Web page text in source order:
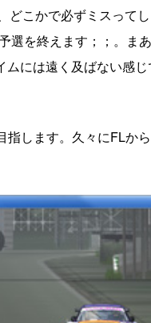
こかで必ずミスって
を終えます；；。ま
には遠く及ばない感
します。久々にFLか